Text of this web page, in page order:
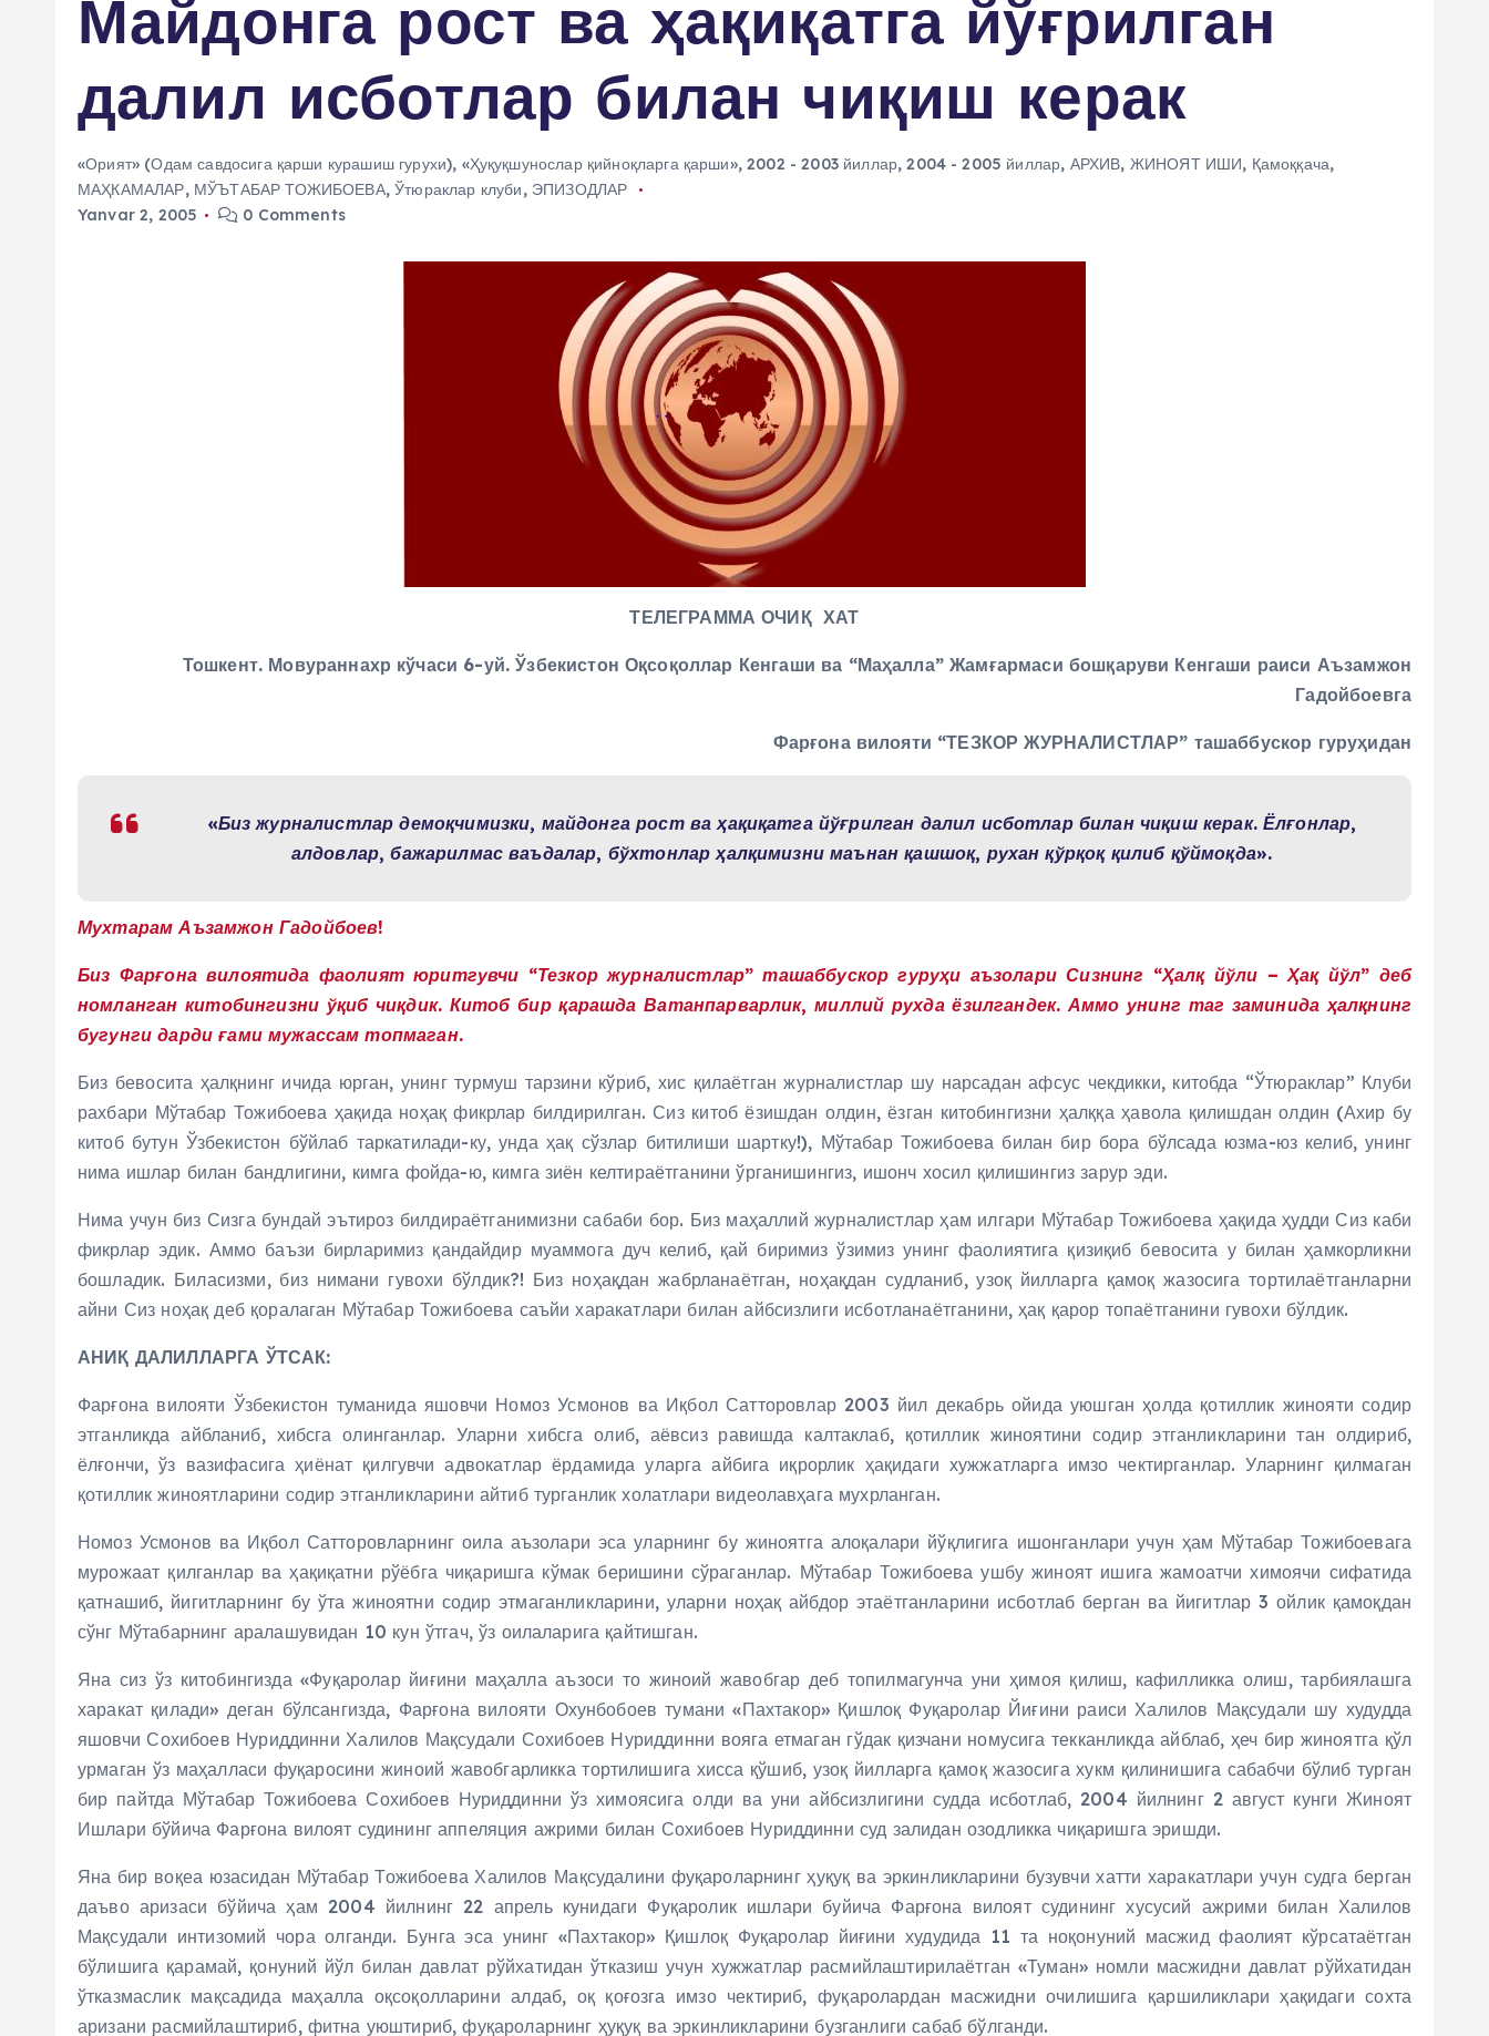
Майдонга рост ва ҳақиқатга йўғрилган
далил исботлар билан чиқиш керак
«Орият» (Одам савдосига қарши курашиш гурухи), «Ҳуқуқшунослар қийноқларга қарши»,2002 - 2003 йиллар,2004 - 2005 йиллар, АРХИВ, ЖИНОЯТ ИШИ, Қамоққача,
МАҲКАМАЛАР, МЎЪТАБАР ТОЖИБОЕВА,Ўтюраклар клуби, ЭПИЗОДЛАР
Yanvar 2, 2005
0 Comments
ТЕЛЕГРАММА ОЧИҚ ХАТ
Тошкент. Мовураннахр кўчаси 6-уй. Ўзбекистон Оқсоқоллар Кенгаши ва “Маҳалла” Жамғармаси бошқаруви Кенгаши раиси Аъзамжон
Гадойбоевга
Фарғона вилояти “ТЕЗКОР ЖУРНАЛИСТЛАР” ташаббускор гуруҳидан
«Биз журналистлар демоқчимизки, майдонга рост ва ҳақиқатга йўғрилган далил исботлар билан чиқиш керак. Ёлғонлар,
алдовлар, бажарилмас ваъдалар, бўхтонлар ҳалқимизни маънан қашшоқ, рухан қўрқоқ қилиб қўймоқда».
Мухтарам Аъзамжон Гадойбоев!
Биз Фарғона вилоятида фаолият юритгувчи “Тезкор журналистлар” ташаббускор гуруҳи аъзолари Сизнинг “Ҳалқ йўли – Ҳақ йўл” деб
номланган китобингизни ўқиб чиқдик. Китоб бир қарашда Ватанпарварлик, миллий рухда ёзилгандек. Аммо унинг таг заминида ҳалқнинг
бугунги дарди ғами мужассам топмаган.
Биз бевосита ҳалқнинг ичида юрган, унинг турмуш тарзини кўриб, хис қилаётган журналистлар шу нарсадан афсус чекдикки, китобда “Ўтюраклар” Клуби
рахбари Мўтабар Тожибоева ҳақида ноҳақ фикрлар билдирилган. Сиз китоб ёзишдан олдин, ёзган китобингизни ҳалққа ҳавола қилишдан олдин (Ахир бу
китоб бутун Ўзбекистон бўйлаб таркатилади-ку, унда ҳақ сўзлар битилиши шартку!), Мўтабар Тожибоева билан бир бора бўлсада юзма-юз келиб, унинг
нима ишлар билан бандлигини, кимга фойда-ю, кимга зиён келтираётганини ўрганишингиз, ишонч хосил қилишингиз зарур эди.
Нима учун биз Сизга бундай эътироз билдираётганимизни сабаби бор. Биз маҳаллий журналистлар ҳам илгари Мўтабар Тожибоева ҳақида ҳудди Сиз каби
фикрлар эдик. Аммо баъзи бирларимиз қандайдир муаммога дуч келиб, қай биримиз ўзимиз унинг фаолиятига қизиқиб бевосита у билан ҳамкорликни
бошладик. Биласизми, биз нимани гувохи бўлдик?! Биз ноҳақдан жабрланаётган, ноҳақдан судланиб, узоқ йилларга қамоқ жазосига тортилаётганларни
айни Сиз ноҳақ деб қоралаган Мўтабар Тожибоева саъйи харакатлари билан айбсизлиги исботланаётганини, ҳақ қарор топаётганини гувохи бўлдик.
АНИҚ ДАЛИЛЛАРГА ЎТСАК:
Фарғона вилояти Ўзбекистон туманида яшовчи Номоз Усмонов ва Иқбол Сатторовлар 2003 йил декабрь ойида уюшган ҳолда қотиллик жинояти содир
этганликда айбланиб, хибсга олинганлар. Уларни хибсга олиб, аёвсиз равишда калтаклаб, қотиллик жиноятини содир этганликларини тан олдириб,
ёлғончи, ўз вазифасига ҳиёнат қилгувчи адвокатлар ёрдамида уларга айбига иқрорлик ҳақидаги хужжатларга имзо чектирганлар. Уларнинг қилмаган
қотиллик жиноятларини содир этганликларини айтиб турганлик холатлари видеолавҳага мухрланган.
Номоз Усмонов ва Иқбол Сатторовларнинг оила аъзолари эса уларнинг бу жиноятга алоқалари йўқлигига ишонганлари учун ҳам Мўтабар Тожибоевага
мурожаат қилганлар ва ҳақиқатни рўёбга чиқаришга кўмак беришини сўраганлар. Мўтабар Тожибоева ушбу жиноят ишига жамоатчи химоячи сифатида
қатнашиб, йигитларнинг бу ўта жиноятни содир этмаганликларини, уларни ноҳақ айбдор этаётганларини исботлаб берган ва йигитлар 3 ойлик қамоқдан
сўнг Мўтабарнинг аралашувидан 10 кун ўтгач, ўз оилаларига қайтишган.
Яна сиз ўз китобингизда «Фуқаролар йиғини маҳалла аъзоси то жиноий жавобгар деб топилмагунча уни ҳимоя қилиш, кафилликка олиш, тарбиялашга
харакат қилади» деган бўлсангизда, Фарғона вилояти Охунбобоев тумани «Пахтакор» Қишлоқ Фуқаролар Йиғини раиси Халилов Мақсудали шу худудда
яшовчи Сохибоев Нуриддинни Халилов Мақсудали Сохибоев Нуриддинни вояга етмаган гўдак қизчани номусига текканликда айблаб, ҳеч бир жиноятга қўл
урмаган ўз маҳалласи фуқаросини жиноий жавобгарликка тортилишига хисса қўшиб, узоқ йилларга қамоқ жазосига хукм қилинишига сабабчи бўлиб турган
бир пайтда Мўтабар Тожибоева Сохибоев Нуриддинни ўз химоясига олди ва уни айбсизлигини судда исботлаб, 2004 йилнинг 2 август кунги Жиноят
Ишлари бўйича Фарғона вилоят судининг аппеляция ажрими билан Сохибоев Нуриддинни суд залидан озодликка чиқаришга эришди.
Яна бир воқеа юзасидан Мўтабар Тожибоева Халилов Мақсудалини фуқароларнинг ҳуқуқ ва эркинликларини бузувчи хатти харакатлари учун судга берган
даъво аризаси бўйича ҳам 2004 йилнинг 22 апрель кунидаги Фуқаролик ишлари буйича Фарғона вилоят судининг хусусий ажрими билан Халилов
Мақсудали интизомий чора олганди. Бунга эса унинг «Пахтакор» Қишлоқ Фуқаролар йиғини худудида 11 та ноқонуний масжид фаолият кўрсатаётган
бўлишига қарамай, қонуний йўл билан давлат рўйхатидан ўтказиш учун хужжатлар расмийлаштирилаётган «Туман» номли масжидни давлат рўйхатидан
ўтказмаслик мақсадида маҳалла оқсоқолларини алдаб, оқ қоғозга имзо чектириб, фуқаролардан масжидни очилишига қаршиликлари ҳақидаги сохта
аризани расмийлаштириб, фитна уюштириб, фуқароларнинг ҳуқуқ ва эркинликларини бузганлиги сабаб бўлганди.